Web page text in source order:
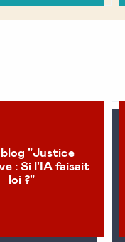
"Justice
: Si l'IA faisait
loi ?"